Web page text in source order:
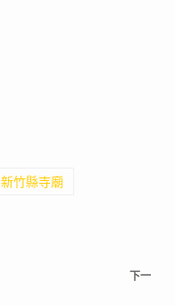
竹縣寺廟
下一